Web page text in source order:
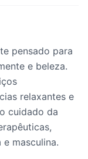
pensado para
e beleza.
relaxantes e
cuidado da
masculina.